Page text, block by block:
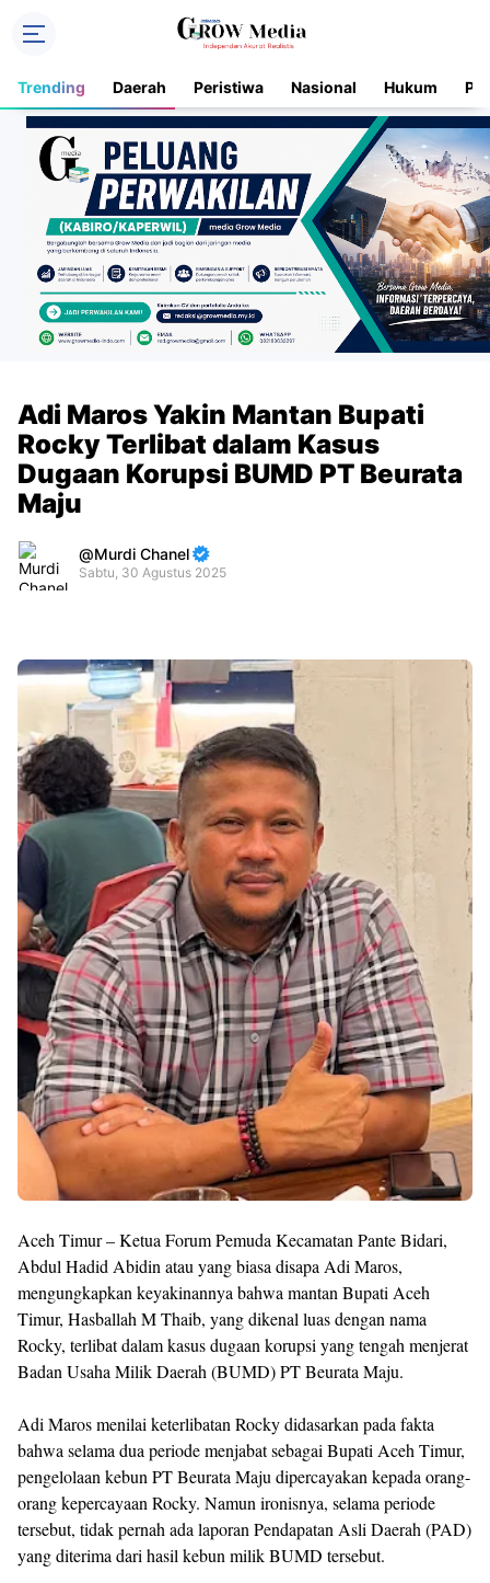
Trending Daerah Peristiwa Nasional Hukum
Adi Maros Yakin Mantan Bupati
Rocky Terlibat dalam Kasus
Dugaan Korupsi BUMD PT Beurata
Maju
Murdi Chanel
Sabtu, 30 Agustus 2025
Raushan
Design
Shroff
Templates
Aceh Timur – Ketua Forum Pemuda Kecamatan Pante Bidari,
Abdul Hadid Abidin atau yang biasa disapa Adi Maros,
mengungkapkan keyakinannya bahwa mantan Bupati Aceh
Timur, Hasballah M Thaib, yang dikenal luas dengan nama
Rocky, terlibat dalam kasus dugaan korupsi yang tengah menjerat
Badan Usaha Milik Daerah (BUMD) PT Beurata Maju.
Adi Maros menilai keterlibatan Rocky didasarkan pada fakta
bahwa selama dua periode menjabat sebagai Bupati Aceh Timur,
pengelolaan kebun PT Beurata Maju dipercayakan kepada orang-
orang kepercayaan Rocky. Namun ironisnya, selama periode
tersebut, tidak pernah ada laporan Pendapatan Asli Daerah (PAD)
yang diterima dari hasil kebun milik BUMD tersebut.